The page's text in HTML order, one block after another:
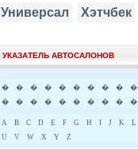
Универсал
Хэтчбек
УКАЗАТЕЛЬ АВТОСАЛОНОВ
� � � � � � � � � �
�
� � � � � � � � �
A B C D E F G H I J K L
U
V W X Y Z